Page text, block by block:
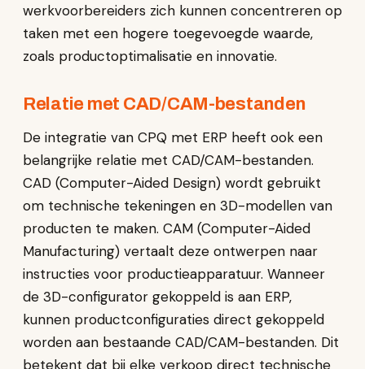
werkvoorbereiders zich kunnen concentreren op
taken met een hogere toegevoegde waarde,
zoals productoptimalisatie en innovatie.
Relatie met CAD/CAM-bestanden
De integratie van CPQ met ERP heeft ook een
belangrijke relatie met CAD/CAM-bestanden.
CAD (Computer-Aided Design) wordt gebruikt
om technische tekeningen en 3D-modellen van
producten te maken. CAM (Computer-Aided
Manufacturing) vertaalt deze ontwerpen naar
instructies voor productieapparatuur. Wanneer
de 3D-configurator gekoppeld is aan ERP,
kunnen productconfiguraties direct gekoppeld
worden aan bestaande CAD/CAM-bestanden. Dit
betekent dat bij elke verkoop direct technische